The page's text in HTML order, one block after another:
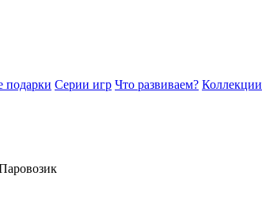
подарки Серии игр Что развиваем? Коллекции